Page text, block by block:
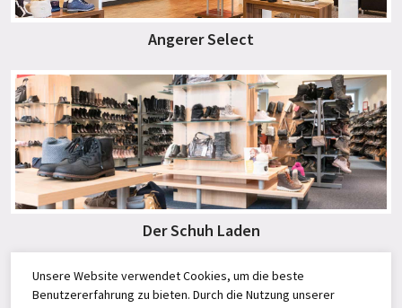
Angerer Select
Der Schuh Laden
Unsere Website verwendet Cookies, um die beste
Benutzererfahrung zu bieten. Durch die Nutzung unserer